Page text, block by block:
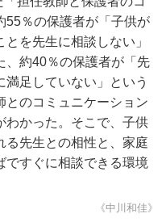
55％の保護者が「子供が
を先生に相談しない」
、約40％の保護者が「先
足していない」という
とのコミュニケーション
わかった。そこで、子供
る先生との相性と、家庭
ですぐに相談できる環境
《中川和佳》